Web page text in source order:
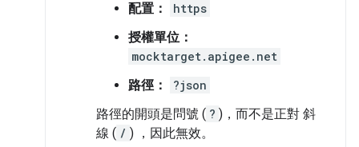
配置：
https
授權單位：
mocktarget.apigee.net
路徑：
?json
路徑的開頭是問號 ( ? )，而不是正對 斜
線 ( / ) ，因此無效。